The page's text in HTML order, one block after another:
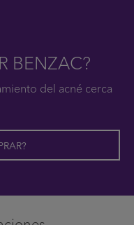
BENZAC?
del acné cerca